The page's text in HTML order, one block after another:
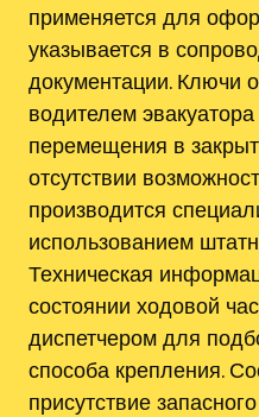
применяется для
указывается в
документации. Ключи
водителем
перемещения в
отсутствии
производится
использованием
Техническая
состоянии ходовой
диспетчером для
способа крепления.
присутствие